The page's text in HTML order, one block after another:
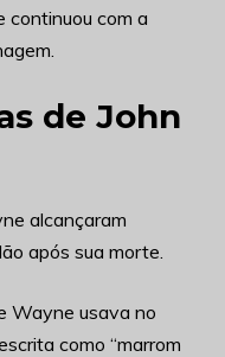
continuou com a
de John
alcançaram
após sua morte.
Wayne usava no
como “marrom